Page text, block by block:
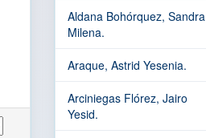
Aldana Bohórquez, Sandra
Milena.
Araque, Astrid Yesenia.
Arciniegas Flórez, Jairo
Yesid.